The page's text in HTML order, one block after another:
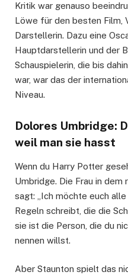
Kritik war genauso
Löwe für den besten Film,
Darstellerin. Dazu eine
Hauptdarstellerin und der
Schauspielerin, die bis
war, war das der
Niveau.
Dolores Umbridge:
weil man sie hasst
Wenn du Harry Potter
Umbridge. Die Frau in
sagt: „Ich möchte euch
Regeln schreibt, die die
sie ist die Person, die du
nennen willst.
Aber Staunton spielt das